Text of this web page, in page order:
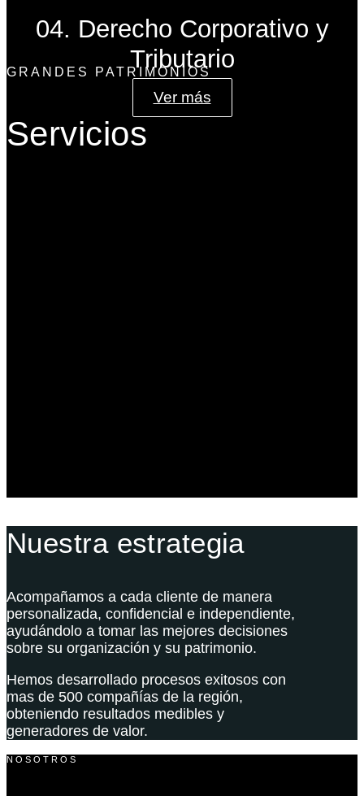
04. Derecho Corporativo y
Tributario
Ver más
GRANDES PATRIMONIOS
Servicios
Nuestra estrategia
Acompañamos a cada cliente de manera
personalizada, confidencial e independiente,
ayudándolo a tomar las mejores decisiones
sobre su organización y su patrimonio.
Hemos desarrollado procesos exitosos con
mas de 500 compañías de la región,
obteniendo resultados medibles y
generadores de valor.
NOSOTROS